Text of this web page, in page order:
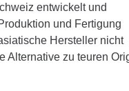
entwickelt und
und Fertigung
Hersteller nicht
Alternative zu teuren